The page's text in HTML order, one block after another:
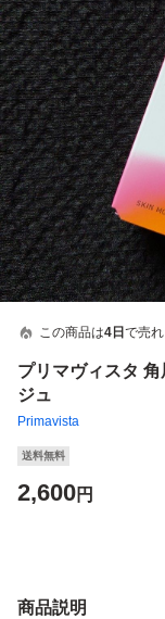
この商品は4日 で売
プリマヴィスタ
ジュ
Primavista
送料無料
2,600円
商品説明